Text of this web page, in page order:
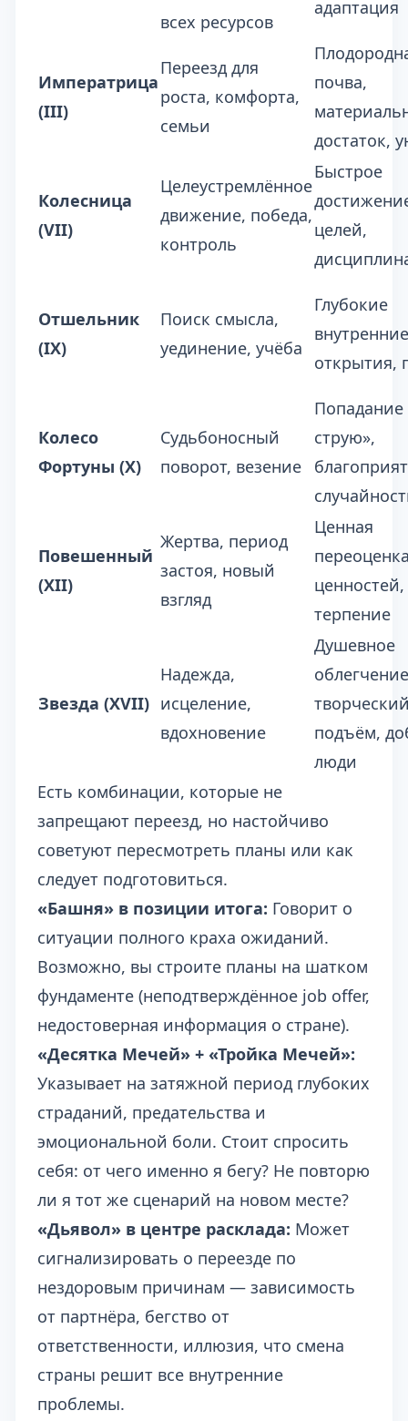
всех ресурсов
адаптация
Императрица
(III)
Переезд для
роста, комфорта,
семьи
почва,
достаток,
Колесница
(VII)
Целеустремлённое
движение, победа,
контроль
Быстрое
целей,
Отшельник
(IX)
Поиск смысла,
уединение, учёба
Глубокие
внутренние
открытия,
Колесо
Фортуны (X)
Судьбоносный
поворот, везение
Попадание
струю»,
Повешенный
(XII)
Жертва, период
застоя, новый
взгляд
Ценная
ценностей,
терпение
Звезда (XVII)
Надежда,
исцеление,
вдохновение
Душевное
подъём,
люди
Есть комбинации, которые не
запрещают переезд, но настойчиво
советуют пересмотреть планы или как
следует подготовиться.
«Башня» в позиции итога: Говорит о
ситуации полного краха ожиданий.
Возможно, вы строите планы на шатком
фундаменте (неподтверждённое job offer,
недостоверная информация о стране).
«Десятка Мечей» + «Тройка Мечей»:
Указывает на затяжной период глубоких
страданий, предательства и
эмоциональной боли. Стоит спросить
себя: от чего именно я бегу? Не повторю
ли я тот же сценарий на новом месте?
«Дьявол» в центре расклада: Может
сигнализировать о переезде по
нездоровым причинам — зависимость
от партнёра, бегство от
ответственности, иллюзия, что смена
страны решит все внутренние
проблемы.